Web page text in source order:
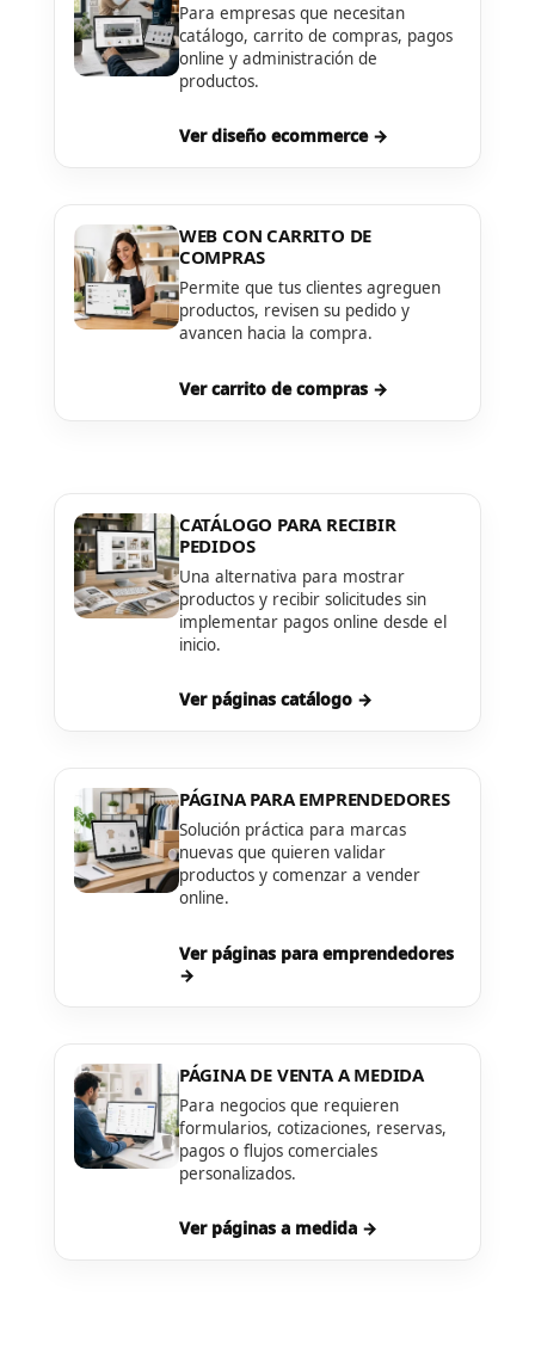
Para empresas que necesitan
catálogo, carrito de compras, pagos
online y administración de
productos.
Ver diseño ecommerce →
WEB CON CARRITO DE
COMPRAS
Permite que tus clientes agreguen
productos, revisen su pedido y
avancen hacia la compra.
Ver carrito de compras →
CATÁLOGO PARA RECIBIR
PEDIDOS
Una alternativa para mostrar
productos y recibir solicitudes sin
implementar pagos online desde el
inicio.
Ver páginas catálogo →
PÁGINA PARA EMPRENDEDORES
Solución práctica para marcas
nuevas que quieren validar
productos y comenzar a vender
online.
Ver páginas para emprendedores
→
PÁGINA DE VENTA A MEDIDA
Para negocios que requieren
formularios, cotizaciones, reservas,
pagos o flujos comerciales
personalizados.
Ver páginas a medida →